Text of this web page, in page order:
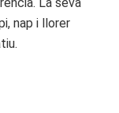
nap i llorer